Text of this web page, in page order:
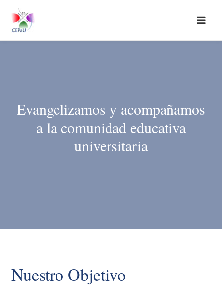
contenido
Evangelizamos y acompañamos
a la comunidad educativa
universitaria
Nuestro Objetivo